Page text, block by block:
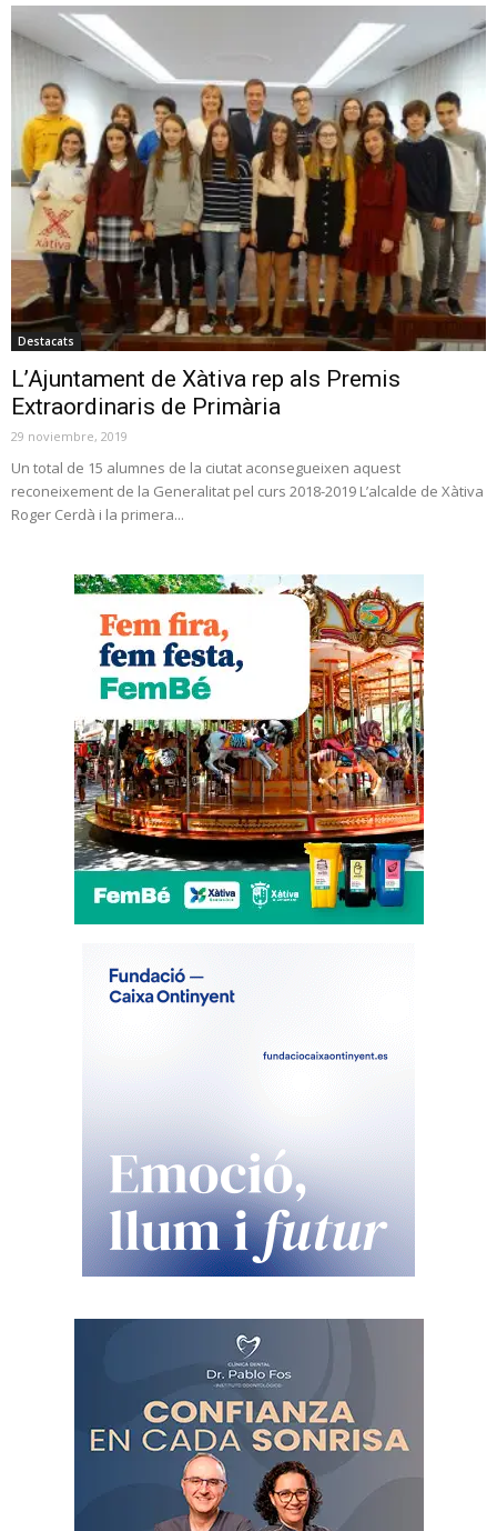
Destacats
L’Ajuntament de Xàtiva rep als Premis
Extraordinaris de Primària
29 noviembre, 2019
Un total de 15 alumnes de la ciutat aconsegueixen aquest
reconeixement de la Generalitat pel curs 2018-2019 L’alcalde de Xàtiva
Roger Cerdà i la primera...